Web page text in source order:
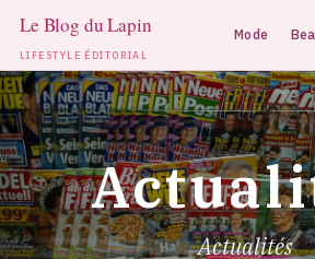
LIFESTYLE ÉDITORIAL
Mode
Aller
au
contenu
Actualités